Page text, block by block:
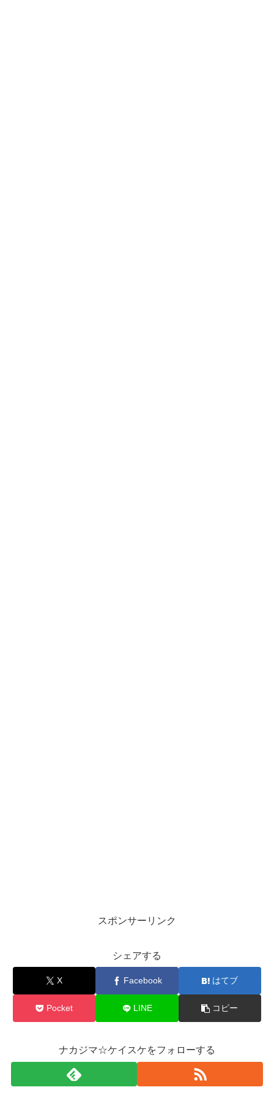
スポンサーリンク
シェアする
X Facebook はてブ
Pocket LINE コピー
ナカジマ☆ケイスケをフォローする